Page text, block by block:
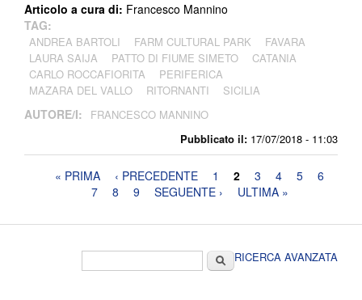
Pubblicato il: 17/07/2018 - 11:03
Articolo a cura di: Francesco Mannino
TAG:
ANDREA BARTOLI FARM CULTURAL PARK
FAVARA
LAURA SAIJA
PATTO DI FIUME SIMETO
CATANIA
CARLO ROCCAFIORITA
PERIFERICA
MAZARA DEL VALLO
RITORNANTI SICILIA
AUTORE/I: FRANCESCO MANNINO
Pagine« PRIMA ‹ PRECEDENTE 1 2 3 4 5
6
7
8 9 SEGUENTE › ULTIMA »
CercaRICERCA AVANZATA